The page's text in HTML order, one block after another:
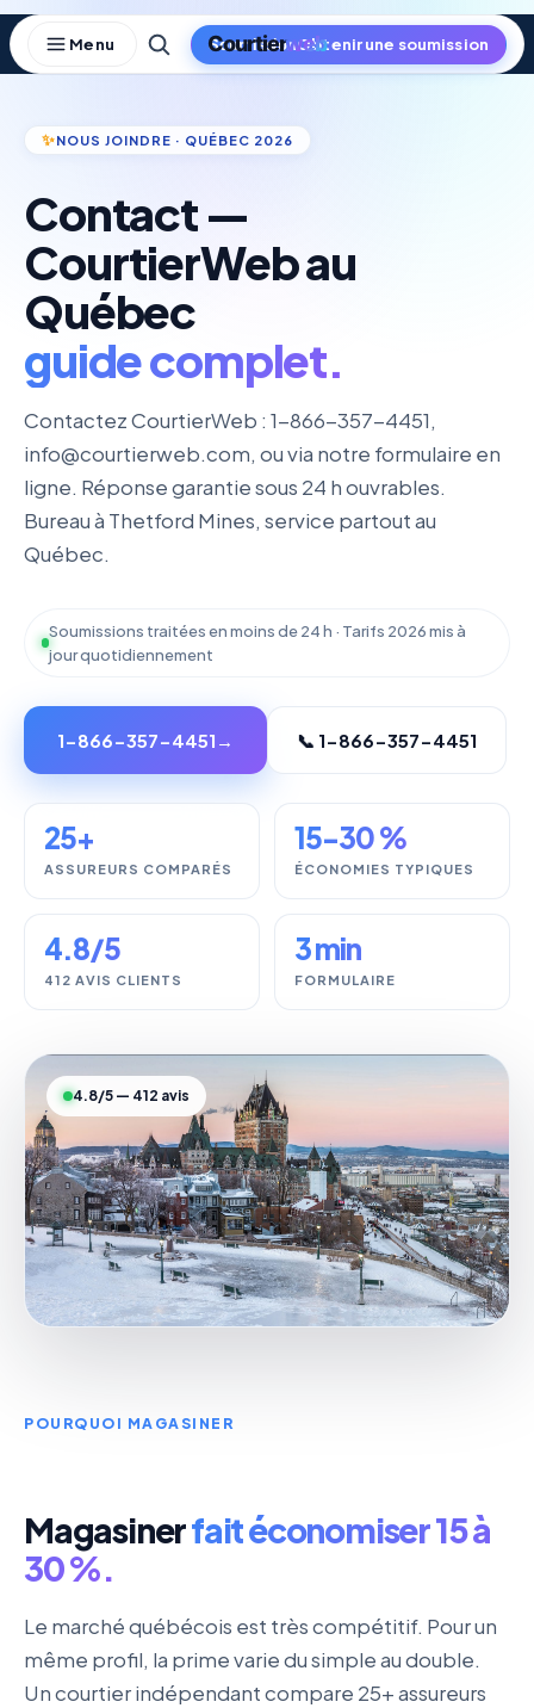
Skip
to
content
Obtenir une soumission
NOUS JOINDRE · QUÉBEC 2026
Contact —
CourtierWeb au
Québec
guide complet.
Contactez CourtierWeb : 1-866-357-4451,
info@courtierweb.com, ou via notre formulaire en
ligne. Réponse garantie sous 24 h ouvrables.
Bureau à Thetford Mines, service partout au
Québec.
Soumissions traitées en moins de 24 h · Tarifs 2026 mis à
jour quotidiennement
1-866-357-4451 📞 1-866-357-4451
25+
ASSUREURS COMPARÉS
15-30 %
ÉCONOMIES TYPIQUES
4.8/5
412 AVIS CLIENTS
3 min
FORMULAIRE
4.8/5 — 412 avis
POURQUOI MAGASINER
Magasinerfait économiser 15 à
30 %.
Le marché québécois est très compétitif. Pour un
même profil, la prime varie du simple au double.
Un courtier indépendant compare 25+ assureurs